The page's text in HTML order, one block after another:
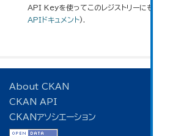
API Keyを使ってこのレジストリーにもアクセ
APIドキュメント).
About CKAN
CKAN API
CKANアソシエーション